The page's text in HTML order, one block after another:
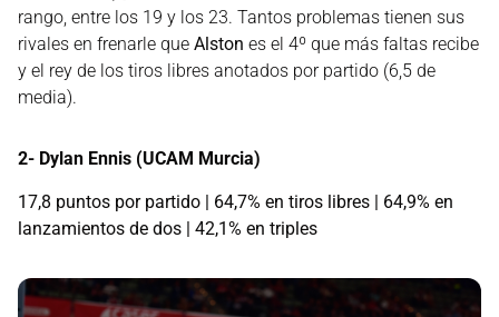
rango, entre los 19 y los 23. Tantos problemas tienen sus
rivales en frenarle que Alston es el 4º que más faltas recibe
y el rey de los tiros libres anotados por partido (6,5 de
media).
2- Dylan Ennis (UCAM Murcia)
17,8 puntos por partido | 64,7% en tiros libres | 64,9% en
lanzamientos de dos | 42,1% en triples